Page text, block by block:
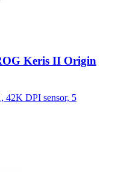
Keris II Origin
42K DPI sensor, 5